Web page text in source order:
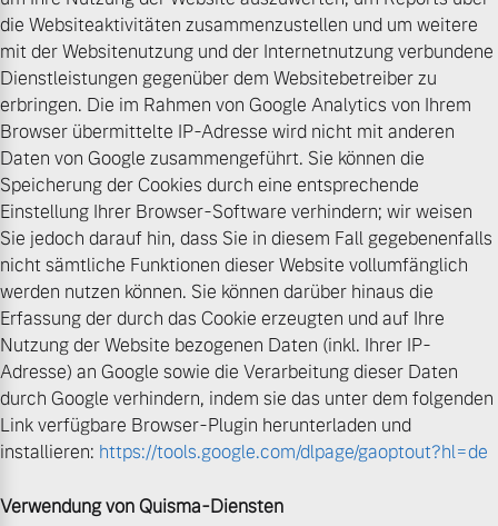
die Websiteaktivitäten zusammenzustellen und um weitere
mit der Websitenutzung und der Internetnutzung verbundene
Dienstleistungen gegenüber dem Websitebetreiber zu
erbringen. Die im Rahmen von Google Analytics von Ihrem
Browser übermittelte IP-Adresse wird nicht mit anderen
Daten von Google zusammengeführt. Sie können die
Speicherung der Cookies durch eine entsprechende
Einstellung Ihrer Browser-Software verhindern; wir weisen
Sie jedoch darauf hin, dass Sie in diesem Fall gegebenenfalls
nicht sämtliche Funktionen dieser Website vollumfänglich
werden nutzen können. Sie können darüber hinaus die
Erfassung der durch das Cookie erzeugten und auf Ihre
Nutzung der Website bezogenen Daten (inkl. Ihrer IP-
Adresse) an Google sowie die Verarbeitung dieser Daten
durch Google verhindern, indem sie das unter dem folgenden
Link verfügbare Browser-Plugin herunterladen und
installieren: https://tools.google.com/dlpage/gaoptout?hl=de
Verwendung von Quisma-Diensten